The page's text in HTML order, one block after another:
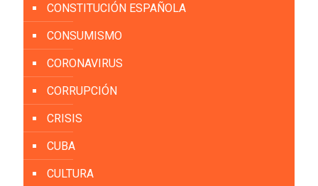
CONSTITUCIÓN ESPAÑOLA
CONSUMISMO
CORONAVIRUS
CORRUPCIÓN
CRISIS
CUBA
CULTURA